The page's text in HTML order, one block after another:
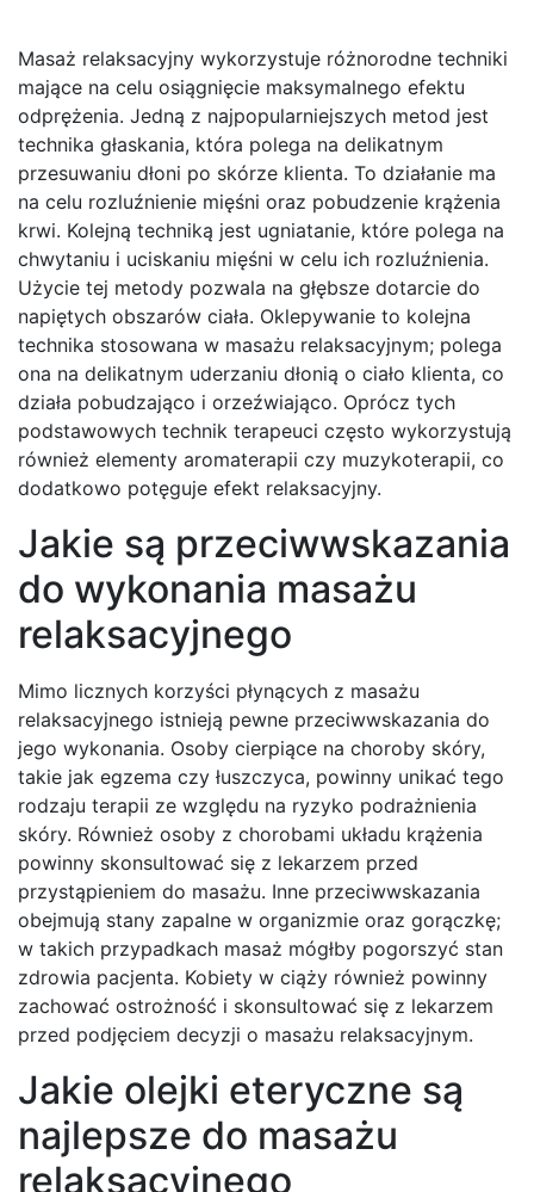
Masaż relaksacyjny wykorzystuje różnorodne techniki
mające na celu osiągnięcie maksymalnego efektu
odprężenia. Jedną z najpopularniejszych metod jest
technika głaskania, która polega na delikatnym
przesuwaniu dłoni po skórze klienta. To działanie ma
na celu rozluźnienie mięśni oraz pobudzenie krążenia
krwi. Kolejną techniką jest ugniatanie, które polega na
chwytaniu i uciskaniu mięśni w celu ich rozluźnienia.
Użycie tej metody pozwala na głębsze dotarcie do
napiętych obszarów ciała. Oklepywanie to kolejna
technika stosowana w masażu relaksacyjnym; polega
ona na delikatnym uderzaniu dłonią o ciało klienta, co
działa pobudzająco i orzeźwiająco. Oprócz tych
podstawowych technik terapeuci często wykorzystują
również elementy aromaterapii czy muzykoterapii, co
dodatkowo potęguje efekt relaksacyjny.
Jakie są przeciwwskazania
do wykonania masażu
relaksacyjnego
Mimo licznych korzyści płynących z masażu
relaksacyjnego istnieją pewne przeciwwskazania do
jego wykonania. Osoby cierpiące na choroby skóry,
takie jak egzema czy łuszczyca, powinny unikać tego
rodzaju terapii ze względu na ryzyko podrażnienia
skóry. Również osoby z chorobami układu krążenia
powinny skonsultować się z lekarzem przed
przystąpieniem do masażu. Inne przeciwwskazania
obejmują stany zapalne w organizmie oraz gorączkę;
w takich przypadkach masaż mógłby pogorszyć stan
zdrowia pacjenta. Kobiety w ciąży również powinny
zachować ostrożność i skonsultować się z lekarzem
przed podjęciem decyzji o masażu relaksacyjnym.
Jakie olejki eteryczne są
najlepsze do masażu
relaksacyjnego